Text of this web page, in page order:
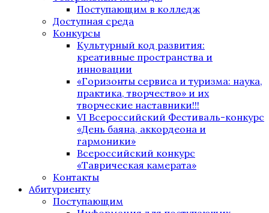
Поступающим в колледж
Доступная среда
Конкурсы
Культурный код развития:
креативные пространства и
инновации
«Горизонты сервиса и туризма: наука,
практика, творчество» и их
творческие наставники!!!
VI Всероссийский Фестиваль-конкурс
«День баяна, аккордеона и
гармоники»
Всероссийский конкурс
«Таврическая камерата»
Контакты
Абитуриенту
Поступающим